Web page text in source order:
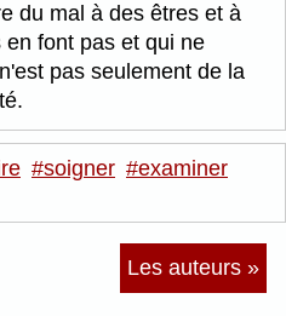
du mal à des êtres et à
font pas et qui ne
pas seulement de la
#soigner #examiner
Les auteurs »